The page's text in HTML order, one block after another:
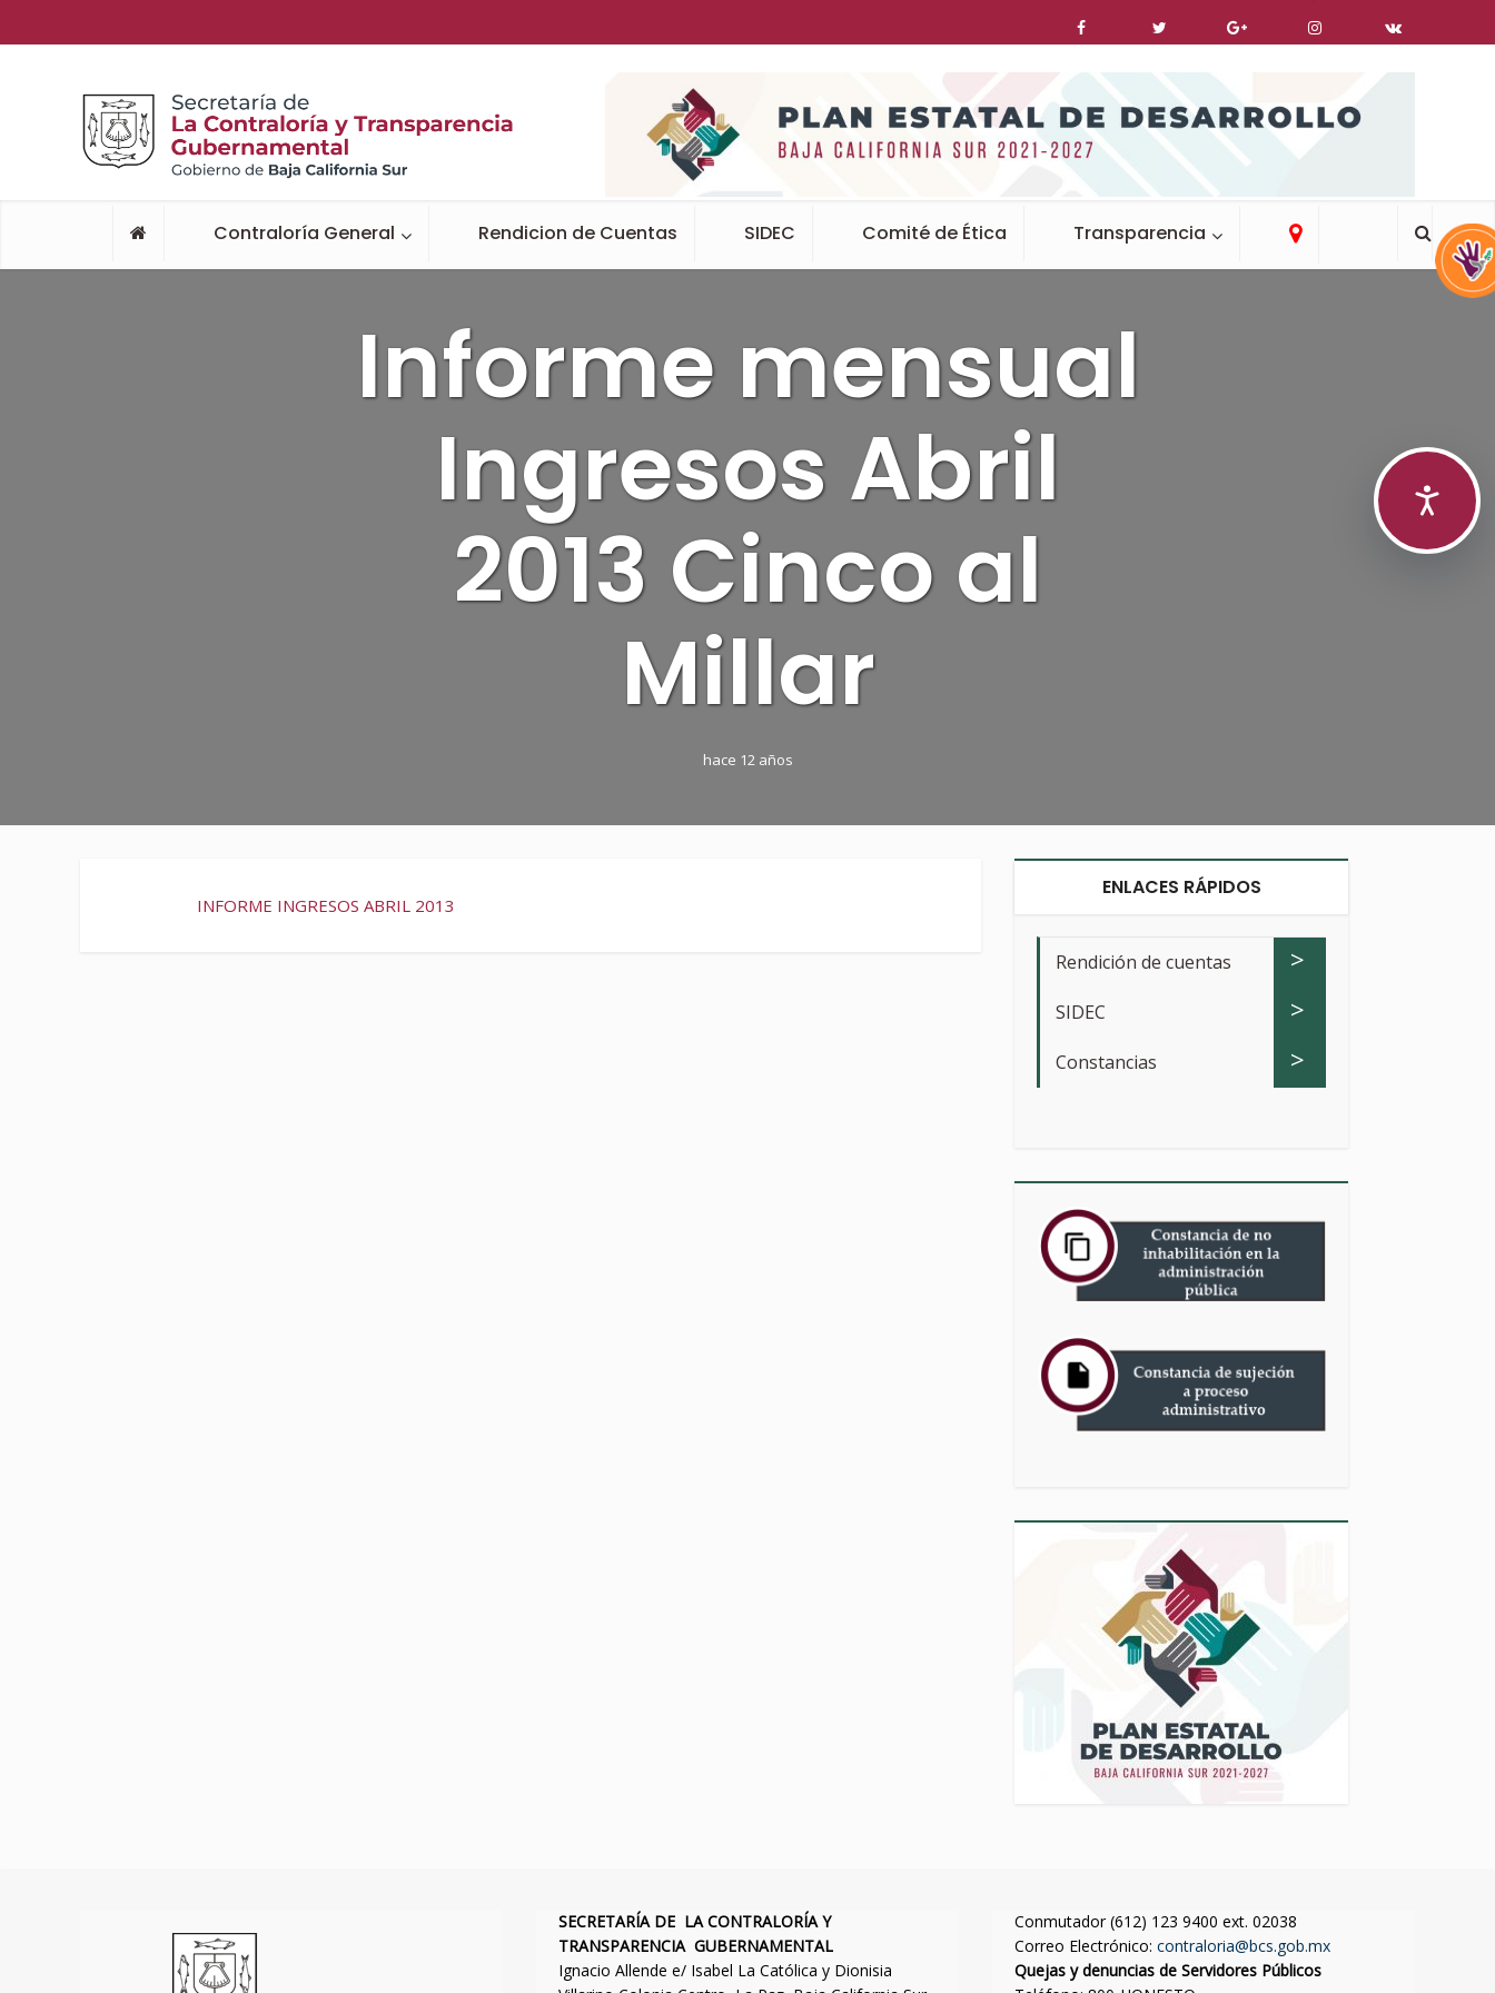
Contraloría General Rendicion de Cuentas SIDEC Comité de Ética Transparencia
Informe mensual
Ingresos Abril
2013 Cinco al
Millar
hace 12 años
INFORME INGRESOS ABRIL 2013
ENLACES RÁPIDOS
Rendición de cuentas >
SIDEC >
Constancias >
SECRETARÍA DE LA CONTRALORÍA Y
TRANSPARENCIA GUBERNAMENTAL
Ignacio Allende e/ Isabel La Católica y Dionisia
Conmutador (612) 123 9400 ext. 02038
Correo Electrónico:contraloria@bcs.gob.mx
Quejas y denuncias de Servidores Públicos